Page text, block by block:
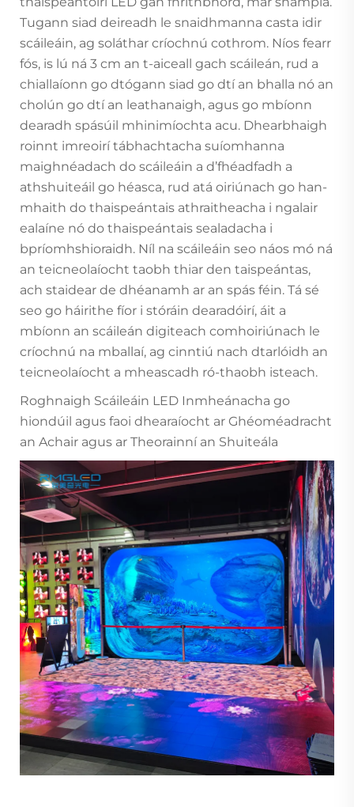
Tugann siad deireadh le snaidhmanna casta idir
scáileáin, ag soláthar críochnú cothrom. Níos fearr
fós, is lú ná 3 cm an t-aiceall gach scáileán, rud a
chiallaíonn go dtógann siad go dtí an bhalla nó an
cholún go dtí an leathanaigh, agus go mbíonn
dearadh spásúil mhinimíochta acu. Dhearbhaigh
roinnt imreoirí tábhachtacha suíomhanna
maighnéadach do scáileáin a d’fhéadfadh a
athshuiteáil go héasca, rud atá oiriúnach go han-
mhaith do thaispeántais athraitheacha i ngalair
ealaíne nó do thaispeántais sealadacha i
bpríomhshioraidh. Níl na scáileáin seo náos mó ná
an teicneolaíocht taobh thiar den taispeántas,
ach staidear de dhéanamh ar an spás féin. Tá sé
seo go háirithe fíor i stóráin dearadóirí, áit a
mbíonn an scáileán digiteach comhoiriúnach le
críochnú na mballaí, ag cinntiú nach dtarlóidh an
teicneolaíocht a mheascadh ró-thaobh isteach.
Roghnaigh Scáileáin LED Inmheánacha go
hiondúil agus faoi dhearaíocht ar Ghéoméadracht
an Achair agus ar Theorainní an Shuiteála